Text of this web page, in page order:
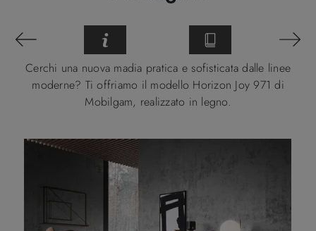
Cerchi una nuova madia pratica e sofisticata dalle linee
moderne? Ti offriamo il modello Horizon Joy 971 di
Mobilgam, realizzato in legno.